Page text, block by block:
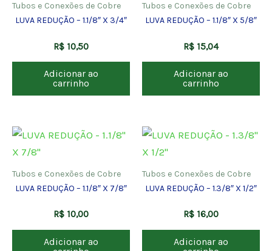
Tubos e Conexões de Cobre
LUVA REDUÇÃO – 1.1/8″ X 3/4″
R$ 10,50
Adicionar ao
carrinho
Tubos e Conexões de Cobre
LUVA REDUÇÃO – 1.1/8″ X 5/8″
R$ 15,04
Adicionar ao
carrinho
Tubos e Conexões de Cobre
LUVA REDUÇÃO – 1.1/8″ X 7/8″
R$ 10,00
Adicionar ao
Tubos e Conexões de Cobre
LUVA REDUÇÃO – 1.3/8″ X 1/2″
R$ 16,00
Adicionar ao